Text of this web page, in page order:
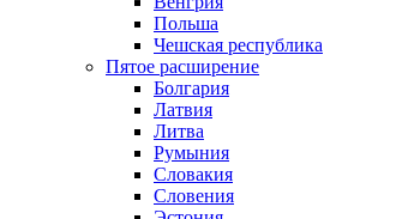
Польша
Чешская республика
Пятое расширение
Болгария
Латвия
Литва
Румыния
Словакия
Словения